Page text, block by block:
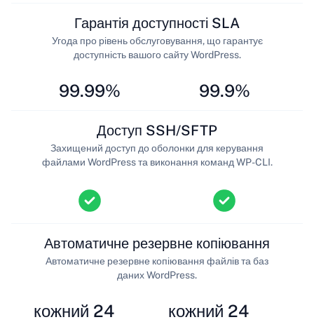
99.99%
Гарантія доступності SLA
Угода про рівень обслуговування, що гарантує
доступність вашого сайту WordPress.
99.9%
Доступ SSH/SFTP
Захищений доступ до оболонки для керування
файлами WordPress та виконання команд WP-CLI.
кожний 24
Автоматичне резервне копіювання
Автоматичне резервне копіювання файлів та баз
даних WordPress.
кожний 24